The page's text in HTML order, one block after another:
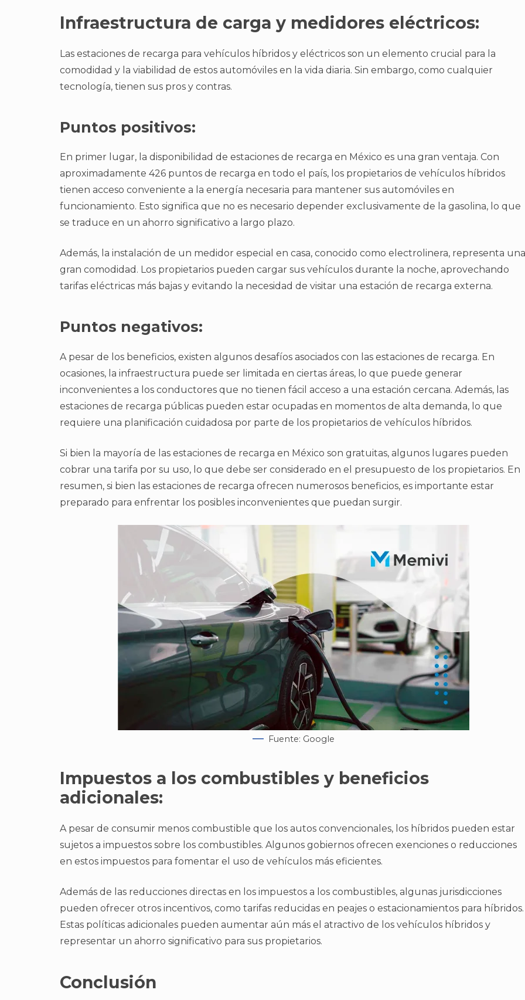
Infraestructura de carga y medidores eléctricos:
Las estaciones de recarga para vehículos híbridos y eléctricos son un elemento crucial para la
comodidad y la viabilidad de estos automóviles en la vida diaria. Sin embargo, como cualquier
tecnología, tienen sus pros y contras.
Puntos positivos:
En primer lugar, la disponibilidad de estaciones de recarga en México es una gran ventaja. Con
aproximadamente 426 puntos de recarga en todo el país, los propietarios de vehículos híbridos
tienen acceso conveniente a la energía necesaria para mantener sus automóviles en
funcionamiento. Esto significa que no es necesario depender exclusivamente de la gasolina, lo que
se traduce en un ahorro significativo a largo plazo.
Además, la instalación de un medidor especial en casa, conocido como electrolinera, representa una
gran comodidad. Los propietarios pueden cargar sus vehículos durante la noche, aprovechando
tarifas eléctricas más bajas y evitando la necesidad de visitar una estación de recarga externa.
Puntos negativos:
A pesar de los beneficios, existen algunos desafíos asociados con las estaciones de recarga. En
ocasiones, la infraestructura puede ser limitada en ciertas áreas, lo que puede generar
inconvenientes a los conductores que no tienen fácil acceso a una estación cercana. Además, las
estaciones de recarga públicas pueden estar ocupadas en momentos de alta demanda, lo que
requiere una planificación cuidadosa por parte de los propietarios de vehículos híbridos.
Si bien la mayoría de las estaciones de recarga en México son gratuitas, algunos lugares pueden
cobrar una tarifa por su uso, lo que debe ser considerado en el presupuesto de los propietarios. En
resumen, si bien las estaciones de recarga ofrecen numerosos beneficios, es importante estar
preparado para enfrentar los posibles inconvenientes que puedan surgir.
Fuente: Google
Impuestos a los combustibles y beneficios
adicionales:
A pesar de consumir menos combustible que los autos convencionales, los híbridos pueden estar
sujetos a impuestos sobre los combustibles. Algunos gobiernos ofrecen exenciones o reducciones
en estos impuestos para fomentar el uso de vehículos más eficientes.
Además de las reducciones directas en los impuestos a los combustibles, algunas jurisdicciones
pueden ofrecer otros incentivos, como tarifas reducidas en peajes o estacionamientos para híbridos.
Estas políticas adicionales pueden aumentar aún más el atractivo de los vehículos híbridos y
representar un ahorro significativo para sus propietarios.
Conclusión